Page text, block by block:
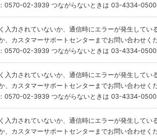
0570-02-3939 つながらないときは 03-4334-0500
入力されていないか、通信時にエラーが発生して
、カスタマーサポートセンターまでお問い合わせ
0570-02-3939 つながらないときは 03-4334-0500
入力されていないか、通信時にエラーが発生して
、カスタマーサポートセンターまでお問い合わせ
0570-02-3939 つながらないときは 03-4334-0500
入力されていないか、通信時にエラーが発生して
、カスタマーサポートセンターまでお問い合わせ